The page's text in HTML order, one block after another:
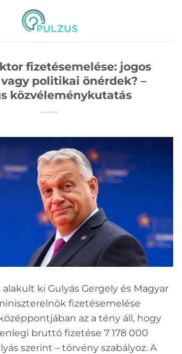
fizetésemelése: jogos
politikai önérdek? –
közvéleménykutatás
alakult ki Gulyás Gergely és Magyar
fizetésemelése
az a tény áll, hogy
bruttó fizetése 7 178 000
szerint – törvény szabályoz. A